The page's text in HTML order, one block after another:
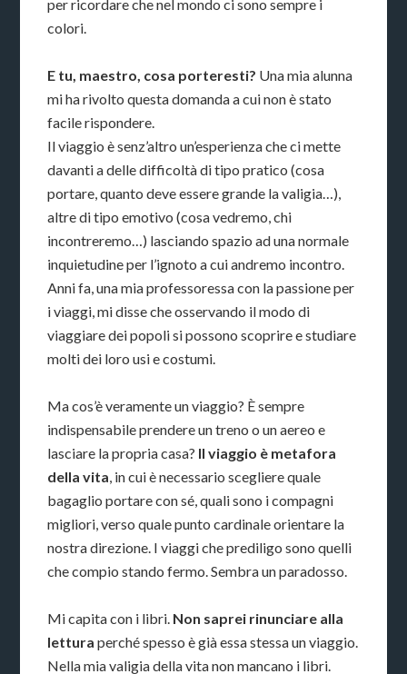
per ricordare che nel mondo ci sono sempre i
colori.
E tu, maestro, cosa porteresti? Una mia alunna
mi ha rivolto questa domanda a cui non è stato
facile rispondere.
Il viaggio è senz’altro un’esperienza che ci mette
davanti a delle difficoltà di tipo pratico (cosa
portare, quanto deve essere grande la valigia…),
altre di tipo emotivo (cosa vedremo, chi
incontreremo…) lasciando spazio ad una normale
inquietudine per l’ignoto a cui andremo incontro.
Anni fa, una mia professoressa con la passione per
i viaggi, mi disse che osservando il modo di
viaggiare dei popoli si possono scoprire e studiare
molti dei loro usi e costumi.
Ma cos’è veramente un viaggio? È sempre
indispensabile prendere un treno o un aereo e
lasciare la propria casa? Il viaggio è metafora
della vita , in cui è necessario scegliere quale
bagaglio portare con sé, quali sono i compagni
migliori, verso quale punto cardinale orientare la
nostra direzione. I viaggi che prediligo sono quelli
che compio stando fermo. Sembra un paradosso.
Mi capita con i libri. Non saprei rinunciare alla
lettura perché spesso è già essa stessa un viaggio.
Nella mia valigia della vita non mancano i libri.